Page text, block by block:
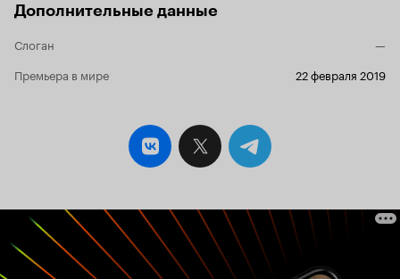
Дополнительные данные
Слоган
—
Премьера в мире
22 февраля 2019